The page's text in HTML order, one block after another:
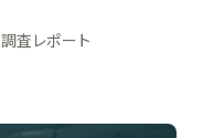
調査レポート